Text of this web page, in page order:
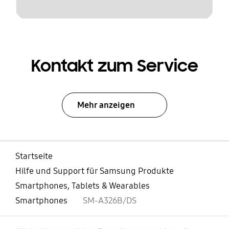
Kontakt zum Service
Mehr anzeigen
Startseite
Hilfe und Support für Samsung Produkte
Smartphones, Tablets & Wearables
Smartphones
SM-A326B/DS